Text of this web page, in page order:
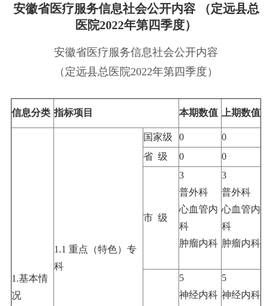
安徽省医疗服务信息社会公开内容 （定远县总
医院2022年第四季度）
安徽省医疗服务信息社会公开内容
（定远县总医院2022年第四季度）
信息分类 指标项目 本期数值 上期数值
1.基本情
况
1.1 重点（特色）专
科
国家级 0
0
省 级
0 0
市 级
3
普外科
心血管内
科
肿瘤内科
3
普外科
心血管内
科
肿瘤内科
5
神经内科
5
神经内科